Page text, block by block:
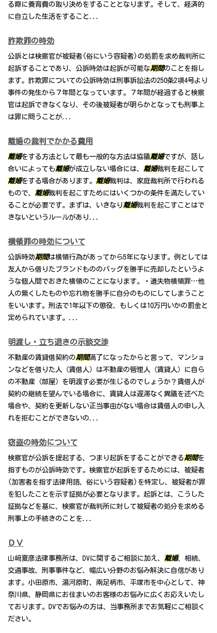
る際に養育費の取り決めをすることとなります。そして、経済的
に自立した生活をすること...
詐欺罪の時効
公訴とは検察官が被疑者(俗にいう容疑者)の処罰を求め裁判所に
起訴することであり、公訴時効は起訴が可能な期間のことを指し
ます。詐欺罪についての公訴時効は刑事訴訟法の250条2項4号より
事件の発生から７年間となっています。７年間が経過すると検察
官は起訴できなくなり、その後被疑者が明らかとなっても刑事上
は罪に問うことが...
離婚の裁判でかかる費用
離婚をする方法として最も一般的な方法は協議離婚ですが、話し
合いによっても離婚が成立しない場合には、 離婚裁判を起こして
離婚をする場合があります。 離婚裁判は、家庭裁判所で行われる
もので、 離婚裁判を起こすためにはいくつかの条件を満たしてい
ることが必要です。まずは、いきなり 離婚裁判を起こすことはで
きないというルールがあり...
横領罪の時効について
公訴時効期間は横領行為があってから5年になります。例としては
友人から借りたブランドもののバッグを勝手に売却したというよ
うな個人間でおきた横領のことになります。・遺失物横領罪…他
人の無くしたものや忘れ物を勝手に自分のものにしてしまうこと
をいいます。刑法で1年以下の懲役、もしくは10万円いかの罰金と
定められています。...
明渡し・立ち退きの示談交渉
不動産の賃貸借契約の期間満了になったからと言って、マンショ
ンなどを借りた人（賃借人）は不動産の管理人（賃貸人）に自ら
の不動産（部屋）を明渡す必要が生じるのでしょうか？賃借人が
契約の継続を望んでいる場合に、賃貸人は遅滞なく異議を述べた
場合や、契約を更新しない正当事由がない場合は賃借人の申し入
れを拒むことができないの...
窃盗の時効について
検察官が公訴を提起する、つまり起訴をすることができる期間を
指すものが公訴時効です。検察官が起訴をするためには、被疑者
(加害者を指す法律用語、俗にいう容疑者)を特定し、被疑者が罪
を犯したことを示す証拠が必要となります。起訴とは、こうした
証拠などを基に、検察官が裁判所に対して被疑者の処分を求める
刑事上の手続きのことを...
ＤＶ
山﨑夏彦法律事務所は、DVに関するご相談に加え、 離婚、相続、
交通事故、刑事事件など、幅広い分野のお悩み解決に自信があり
ます。小田原市、湯河原町、南足柄市、平塚市を中心として、神
奈川県、静岡県にお住まいのお客様のお悩みに広くお応えいたし
ております。DVでお悩みの方は、当事務所までお気軽にご相談く
ださい。